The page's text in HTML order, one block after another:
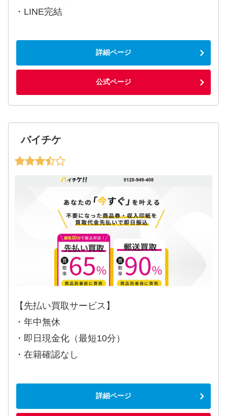
・LINE完結
詳細ページ
公式ページ
バイチケ
【先払い買取サービス】
・年中無休
・即日現金化（最短10分）
・在籍確認なし
詳細ページ